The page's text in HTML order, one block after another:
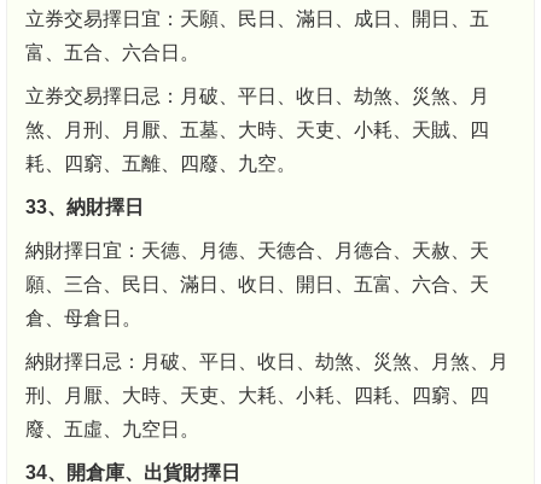
立券交易擇日宜：天願、民日、滿日、成日、開日、五
富、五合、六合日。
立券交易擇日忌：月破、平日、收日、劫煞、災煞、月
煞、月刑、月厭、五墓、大時、天吏、小耗、天賊、四
耗、四窮、五離、四廢、九空。
33、納財擇日
納財擇日宜：天德、月德、天德合、月德合、天赦、天
願、三合、民日、滿日、收日、開日、五富、六合、天
倉、母倉日。
納財擇日忌：月破、平日、收日、劫煞、災煞、月煞、月
刑、月厭、大時、天吏、大耗、小耗、四耗、四窮、四
廢、五虛、九空日。
34、開倉庫、出貨財擇日